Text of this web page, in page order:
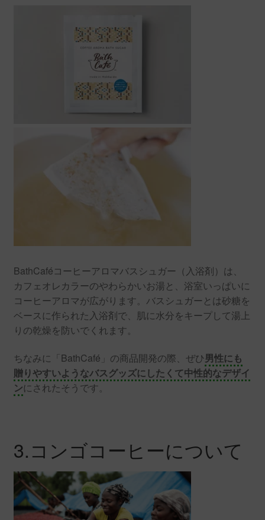
BathCaféコーヒーアロマバスシュガー（入浴剤）は、
カフェオレカラーのやわらかいお湯と、浴室いっぱいに
コーヒーアロマが広がります。バスシュガーとは砂糖を
ベースに作られた入浴剤で、肌に水分をキープして湯上
りの乾燥を防いでくれます。
ちなみに「BathCafé」の商品開発の際、ぜひ男性にも
贈りやすいようなバスグッズにしたくて中性的なデザイ
ンにされたそうです。
3.コンゴコーヒーについて